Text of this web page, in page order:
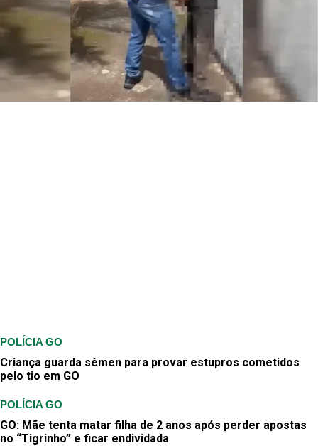
POLÍCIA GO
Criança guarda sêmen para provar estupros cometidos
pelo tio em GO
POLÍCIA GO
GO: Mãe tenta matar filha de 2 anos após perder apostas
no “Tigrinho” e ficar endividada